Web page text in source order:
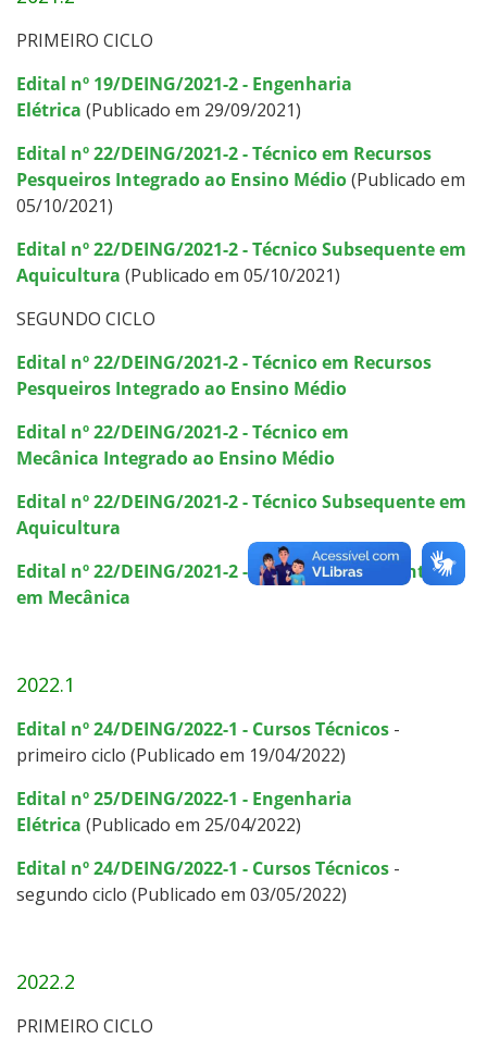
PRIMEIRO CICLO
Edital nº 19/DEING/2021-2 - Engenharia
Elétrica (Publicado em 29/09/2021)
Edital nº 22/DEING/2021-2 - Técnico em Recursos
Pesqueiros Integrado ao Ensino Médio(Publicado em
05/10/2021)
Edital nº 22/DEING/2021-2 - Técnico Subsequente em
Aquicultura (Publicado em 05/10/2021)
SEGUNDO CICLO
Edital nº 22/DEING/2021-2 - Técnico em Recursos
Pesqueiros Integrado ao Ensino Médio
Edital nº 22/DEING/2021-2 - Técnico em
Mecânica Integrado ao Ensino Médio
Edital nº 22/DEING/2021-2 - Técnico Subsequente em
Aquicultura
Edital nº 22/DEING/2021-2 - Técnico Subsequente
em Mecânica
2022.1
Edital nº 24/DEING/2022-1 - Cursos Técnicos -
primeiro ciclo (Publicado em 19/04/2022)
Edital nº 25/DEING/2022-1 - Engenharia
Elétrica (Publicado em 25/04/2022)
Edital nº 24/DEING/2022-1 - Cursos Técnicos -
segundo ciclo (Publicado em 03/05/2022)
2022.2
PRIMEIRO CICLO